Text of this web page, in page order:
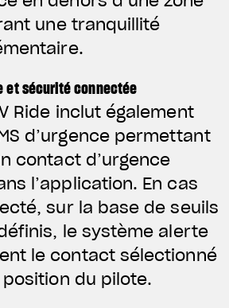
une tranquillité
et sécurité connectée
Ride inclut également
d’urgence permettant
contact d’urgence
l’application. En cas
sur la base de seuils
le système alerte
le contact sélectionné
du pilote.